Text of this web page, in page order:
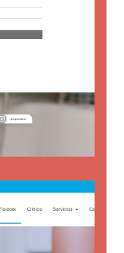
de
mobile